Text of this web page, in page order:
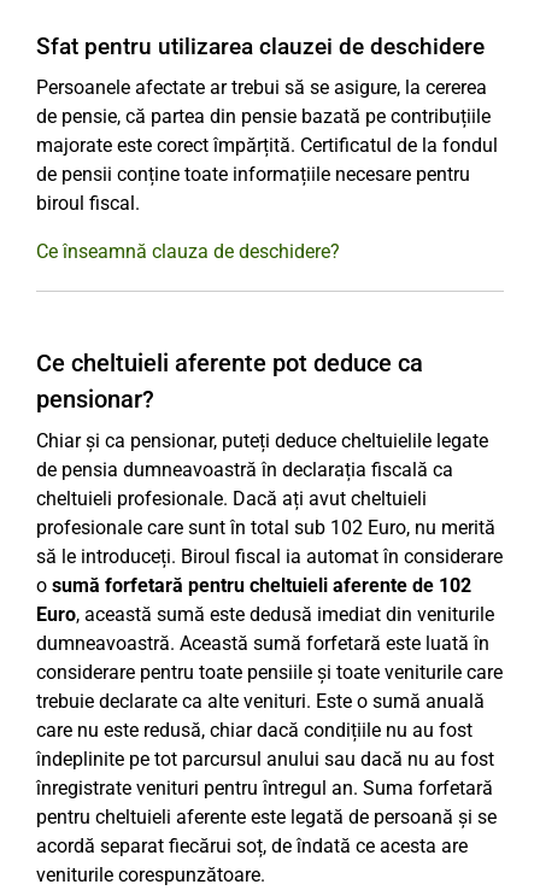
Sfat pentru utilizarea clauzei de deschidere
Persoanele afectate ar trebui să se asigure, la cererea
de pensie, că partea din pensie bazată pe contribuțiile
majorate este corect împărțită. Certificatul de la fondul
de pensii conține toate informațiile necesare pentru
biroul fiscal.
Ce înseamnă clauza de deschidere?
Ce cheltuieli aferente pot deduce ca
pensionar?
Chiar și ca pensionar, puteți deduce cheltuielile legate
de pensia dumneavoastră în declarația fiscală ca
cheltuieli profesionale. Dacă ați avut cheltuieli
profesionale care sunt în total sub 102 Euro, nu merită
să le introduceți. Biroul fiscal ia automat în considerare
o sumă forfetară pentru cheltuieli aferente de 102
Euro, această sumă este dedusă imediat din veniturile
dumneavoastră. Această sumă forfetară este luată în
considerare pentru toate pensiile și toate veniturile care
trebuie declarate ca alte venituri. Este o sumă anuală
care nu este redusă, chiar dacă condițiile nu au fost
îndeplinite pe tot parcursul anului sau dacă nu au fost
înregistrate venituri pentru întregul an. Suma forfetară
pentru cheltuieli aferente este legată de persoană și se
acordă separat fiecărui soț, de îndată ce acesta are
veniturile corespunzătoare.